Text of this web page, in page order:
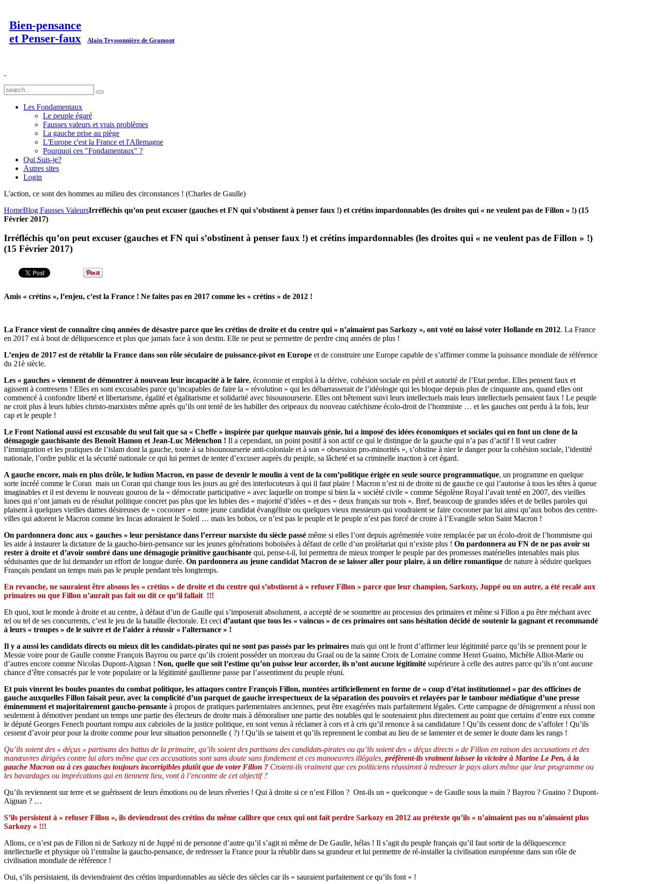
Bien-pensance
et Penser-faux
Alain Teyssonnière de Gramont
Les Fondamentaux
Le peuple égaré
Fausses valeurs et vrais problèmes
La gauche prise au piège
L'Europe c'est la France et l'Allemagne
Pourquoi ces "Fondamentaux" ?
Qui Suis-je?
Autres sites
Login
L'action, ce sont des hommes au milieu des circonstances ! (Charles de Gaulle)
HomeBlog Fausses ValeursIrréfléchis qu’on peut excuser (gauches et FN qui s’obstinent à penser faux !) et crétins impardonnables (les droites qui « ne veulent pas de Fillon » !) (15
Février 2017)
Irréfléchis qu’on peut excuser (gauches et FN qui s’obstinent à penser faux !) et crétins impardonnables (les droites qui « ne veulent pas de Fillon » !)
(15 Février 2017)
Amis « crétins », l’enjeu, c’est la France ! Ne faites pas en 2017 comme les « crétins » de 2012 !
La France vient de connaître cinq années de désastre parce que les crétins de droite et du centre qui « n’aimaient pas Sarkozy », ont voté ou laissé voter Hollande en 2012. La France
en 2017 est à bout de déliquescence et plus que jamais face à son destin. Elle ne peut se permettre de perdre cinq années de plus !
L’enjeu de 2017 est de rétablir la France dans son rôle séculaire de puissance-pivot en Europe et de construire une Europe capable de s’affirmer comme la puissance mondiale de référence
du 21è siècle.
Les « gauches » viennent de démontrer à nouveau leur incapacité à le faire, économie et emploi à la dérive, cohésion sociale en péril et autorité de l’Etat perdue. Elles pensent faux et
agissent à contresens ! Elles en sont excusables parce qu’incapables de faire la « révolution » qui les débarrasserait de l’idéologie qui les bloque depuis plus de cinquante ans, quand elles ont
commencé à confondre liberté et libertarisme, égalité et égalitarisme et solidarité avec bisounourserie. Elles ont bêtement suivi leurs intellectuels mais leurs intellectuels pensaient faux ! Le peuple
ne croit plus à leurs lubies christo-marxistes même après qu’ils ont tenté de les habiller des oripeaux du nouveau catéchisme écolo-droit de l’hommiste … et les gauches ont perdu à la fois, leur
cap et le peuple !
Le Front National aussi est excusable du seul fait que sa « Cheffe » inspirée par quelque mauvais génie, lui a imposé des idées économiques et sociales qui en font un clone de la
démagogie gauchisante des Benoît Hamon et Jean-Luc Mélenchon ! Il a cependant, un point positif à son actif ce qui le distingue de la gauche qui n’a pas d’actif ! Il veut cadrer
l’immigration et les pratiques de l’islam dont la gauche, toute à sa bisounourserie anti-coloniale et à son « obsession pro-minorités », s’obstine à nier le danger pour la cohésion sociale, l’identité
nationale, l’ordre public et la sécurité nationale ce qui lui permet de tenter d’excuser auprès du peuple, sa lâcheté et sa criminelle inaction à cet égard.
A gauche encore, mais en plus drôle, le ludion Macron, en passe de devenir le moulin à vent de la com’politique érigée en seule source programmatique, un programme en quelque
sorte incréé comme le Coran mais un Coran qui change tous les jours au gré des interlocuteurs à qui il faut plaire ! Macron n’est ni de droite ni de gauche ce qui l’autorise à tous les têtes à queue
imaginables et il est devenu le nouveau gourou de la « démocratie participative » avec laquelle on trompe si bien la « société civile » comme Ségolène Royal l’avait tenté en 2007, des vieilles
lunes qui n’ont jamais eu de résultat politique concret pas plus que les lubies des « majorité d’idées » et des « deux français sur trois ». Bref, beaucoup de grandes idées et de belles paroles qui
plaisent à quelques vieilles dames désireuses de « cocooner » notre jeune candidat évangéliste ou quelques vieux messieurs qui voudraient se faire cocooner par lui ainsi qu’aux bobos des centre-
villes qui adorent le Macron comme les Incas adoraient le Soleil … mais les bobos, ce n’est pas le peuple et le peuple n’est pas forcé de croire à l’Evangile selon Saint Macron !
On pardonnera donc aux « gauches » leur persistance dans l’erreur marxiste du siècle passé même si elles l’ont depuis agrémentée voire remplacée par un écolo-droit de l’hommisme qui
les aide à instaurer la dictature de la gaucho-bien-pensance sur les jeunes générations boboïsées à défaut de celle d’un prolétariat qui n’existe plus ! On pardonnera au FN de ne pas avoir su
rester à droite et d’avoir sombré dans une démagogie primitive gauchisante qui, pense-t-il, lui permettra de mieux tromper le peuple par des promesses matérielles intenables mais plus
séduisantes que de lui demander un effort de longue durée. On pardonnera au jeune candidat Macron de se laisser aller pour plaire, à un délire romantique de nature à séduire quelques
Français pendant un temps mais pas le peuple pendant très longtemps.
En revanche, ne sauraient être absous les « crétins » de droite et du centre qui s’obstinent à « refuser Fillon » parce que leur champion, Sarkozy, Juppé ou un autre, a été recalé aux
primaires ou que Fillon n’aurait pas fait ou dit ce qu’il fallait !!!
Eh quoi, tout le monde à droite et au centre, à défaut d’un de Gaulle qui s’imposerait absolument, a accepté de se soumettre au processus des primaires et même si Fillon a pu être méchant avec
tel ou tel de ses concurrents, c’est le jeu de la bataille électorale. Et ceci d’autant que tous les « vaincus » de ces primaires ont sans hésitation décidé de soutenir la gagnant et recommandé
à leurs « troupes » de le suivre et de l’aider à réussir « l’alternance » !
Il y a aussi les candidats directs ou mieux dit les candidats-pirates qui ne sont pas passés par les primaires mais qui ont le front d’affirmer leur légitimité parce qu’ils se prennent pour le
Messie voire pour de Gaulle comme François Bayrou ou parce qu’ils croient posséder un morceau du Graal ou de la sainte Croix de Lorraine comme Henri Guaino, Michèle Alliot-Marie ou
d’autres encore comme Nicolas Dupont-Aignan ! Non, quelle que soit l’estime qu’on puisse leur accorder, ils n’ont aucune légitimité supérieure à celle des autres parce qu’ils n’ont aucune
chance d’être consacrés par le vote populaire or la légitimité gaullienne passe par l’assentiment du peuple réuni.
Et puis vinrent les boules puantes du combat politique, les attaques contre François Fillon, montées artificiellement en forme de « coup d’état institutionnel » par des officines de
gauche auxquelles Fillon faisait peur, avec la complicité d’un parquet de gauche irrespectueux de la séparation des pouvoirs et relayées par le tambour médiatique d’une presse
éminemment et majoritairement gaucho-pensante à propos de pratiques parlementaires anciennes, peut être exagérées mais parfaitement légales. Cette campagne de dénigrement a réussi non
seulement à démotiver pendant un temps une partie des électeurs de droite mais à démoraliser une partie des notables qui le soutenaient plus directement au point que certains d’entre eux comme
le député Georges Fenech pourtant rompu aux cabrioles de la justice politique, en sont venus à réclamer à cors et à cris qu’il renonce à sa candidature ! Qu’ils cessent donc de s’affoler ! Qu’ils
cessent d’avoir peur pour la droite comme pour leur situation personnelle ( ?) ! Qu’ils se taisent et qu’ils reprennent le combat au lieu de se lamenter et de semer le doute dans les rangs !
Qu’ils soient des « déçus » partisans des battus de la primaire, qu’ils soient des partisans des candidats-pirates ou qu’ils soient des « déçus directs » de Fillon en raison des accusations et des
manœuvres dirigées contre lui alors même que ces accusations sont sans doute sans fondement et ces manoeuvres illégales, préfèrent-ils vraiment laisser la victoire à Marine Le Pen, à la
gauche Macron ou à ces gauches toujours incorrigibles plutôt que de voter Fillon ? Croient-ils vraiment que ces politiciens réussiront à redresser le pays alors même que leur programme ou
les bavardages ou imprécations qui en tiennent lieu, vont à l’encontre de cet objectif ?
Qu’ils reviennent sur terre et se guérissent de leurs émotions ou de leurs rêveries ! Qui à droite si ce n’est Fillon ? Ont-ils un « quelconque » de Gaulle sous la main ? Bayrou ? Guaino ? Dupont-
Aignan ? …
S’ils persistent à « refuser Fillon », ils deviendront des crétins du même calibre que ceux qui ont fait perdre Sarkozy en 2012 au prétexte qu’ils « n’aimaient pas ou n’aimaient plus
Sarkozy » !!!
Allons, ce n’est pas de Fillon ni de Sarkozy ni de Juppé ni de personne d’autre qu’il s’agit ni même de De Gaulle, hélas ! Il s’agit du peuple français qu’il faut sortir de la déliquescence
intellectuelle et physique où l’entraîne la gaucho-pensance, de redresser la France pour la rétablir dans sa grandeur et lui permettre de ré-installer la civilisation européenne dans son rôle de
civilisation mondiale de référence !
Oui, s’ils persistaient, ils deviendraient des crétins impardonnables au siècle des siècles car ils « sauraient parfaitement ce qu’ils font » !